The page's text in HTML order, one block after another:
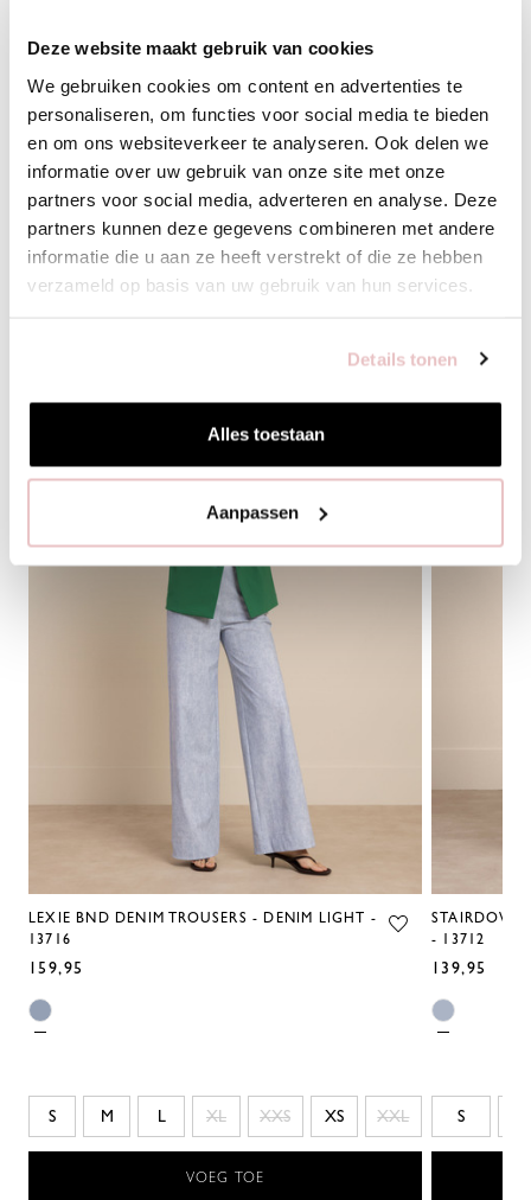
Deze website maakt gebruik van cookies
We gebruiken cookies om content en advertenties te
personaliseren, om functies voor social media te bieden
en om ons websiteverkeer te analyseren. Ook delen we
informatie over uw gebruik van onze site met onze
partners voor social media, adverteren en analyse. Deze
partners kunnen deze gegevens combineren met andere
informatie die u aan ze heeft verstrekt of die ze hebben
verzameld op basis van uw gebruik van hun services.
Details tonen
Alles toestaan
Aanpassen
XS S M L XL XXL
VOEG TOE
BIJPASSENDE PRODUCTEN
LEXIE BND DENIM TROUSERS - DENIM LIGHT -
13716
159,95
S M L XL XXS XS XXL
VOEG TOE
STAIRDOWN
- 13712
139,95
S